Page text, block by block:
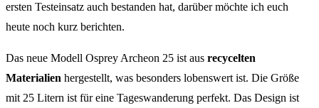
ersten Testeinsatz auch bestanden hat, darüber möchte ich euch
heute noch kurz berichten.
Das neue Modell Osprey Archeon 25 ist aus recycelten
Materialien hergestellt, was besonders lobenswert ist. Die Größe
mit 25 Litern ist für eine Tageswanderung perfekt. Das Design ist